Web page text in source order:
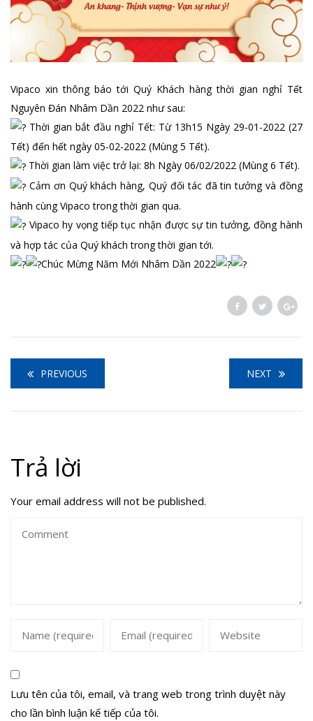
Vipaco xin thông báo tới Quý Khách hàng thời gian nghỉ Tết
Nguyên Đán Nhâm Dần 2022 như sau:
Thời gian bắt đầu nghỉ Tết: Từ 13h15 Ngày 29-01-2022 (27
Tết) đến hết ngày 05-02-2022 (Mùng 5 Tết).
Thời gian làm việc trở lại: 8h Ngày 06/02/2022 (Mùng 6 Tết).
Cảm ơn Quý khách hàng, Quý đối tác đã tin tưởng và đồng
hành cùng Vipaco trong thời gian qua.
Vipaco hy vọng tiếp tục nhận được sự tin tưởng, đồng hành
và hợp tác của Quý khách trong thời gian tới.
Chúc Mừng Năm Mới Nhâm Dần 2022
PREVIOUS NEXT
Trả lời
Your email address will not be published.
Lưu tên của tôi, email, và trang web trong trình duyệt này
cho lần bình luận kế tiếp của tôi.